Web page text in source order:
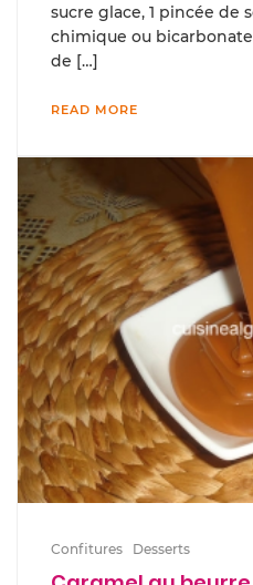
sucre glace, 1 pincée de
chimique ou
de […]
READ MORE
Confitures Desserts